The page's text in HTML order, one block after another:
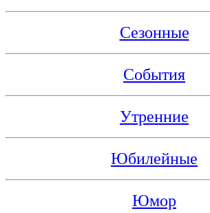
Сезонные
События
Утренние
Юбилейные
Юмор